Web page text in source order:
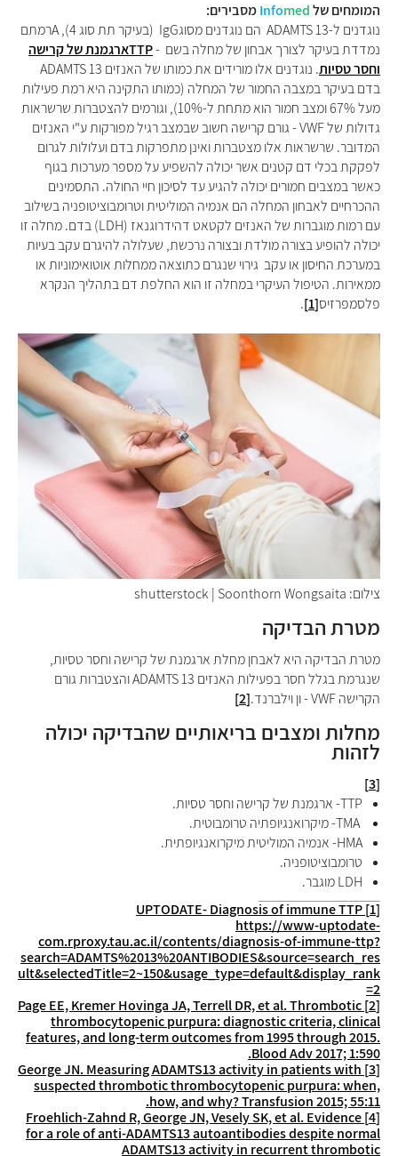
המומחים של Infomed
מסבירים:
נוגדנים ל-ADAMTS 13 הם נוגדנים מסוגIgG (בעיקר תת סוג 4), Aרמתם
נמדדת בעיקר לצורך אבחון של מחלה בשם -
TTPארגמנת של קרישה
וחסר טסיות. נוגדנים אלו מורידים את כמותו של האנזים ADAMTS 13
בדם בעיקר במצבה החמור של המחלה (כמותו התקינה היא רמת פעילות
מעל 67% ומצב חמור הוא מתחת ל-10%), וגורמים להצטברות שרשראות
גדולות שלVWF- גורם קרישה חשוב שבמצב רגיל מפורקות ע"י האנזים
המדובר. שרשראות אלו מצטברות ואינן מתפרקות בדם ועלולות לגרום
לפקקת בכלי דם קטנים אשר יכולה להשפיע על מספר מערכות בגוף
כאשר במצבים חמורים יכולה להגיע עד לסיכון חיי החולה. התסמינים
ההכרחיים לאבחון המחלה הם אנמיה המוליטית וטרומבוציטופניה בשילוב
עם רמות מוגברות של האנזים לקטאט דהידרוגנאז (LDH) בדם. מחלה זו
יכולה להופיע בצורה מולדת ובצורה נרכשת, שעלולה להיגרם עקב בעיות
במערכת החיסון או עקב גירוי שנגרם כתוצאה ממחלות אוטואימוניות או
ממאירות. הטיפול העיקרי במחלה זו הוא החלפת דם בתהליך הנקרא
פלסמפרזיס[1]
.
צילום: shutterstock | Soonthorn Wongsaita
מטרת הבדיקה
מטרת הבדיקה היא לאבחן מחלת ארגמנת של קרישה וחסר טסיות,
שנגרמת בגלל חסר בפעילות האנזים ADAMTS 13והצטברות גורם
הקרישהVWF- ון וילברנד.[2]
מחלות ומצבים בריאותיים שהבדיקה יכולה
לזהות
[3]
TTP- ארגמנת של קרישה וחסר טסיות.
TMA
- מיקרואנגיופתיה טרומבוטית.
HMA- אנמיה המוליטית מיקרואנגיופתית.
טרומבוציטופניה.
LDHמוגבר.
[1]
Diagnosis of immune TTP
https://www-uptodate-
com.rproxy.tau.ac.il/contents/diagnosis-of-immune-ttp?
search=ADAMTS%2013%20ANTIBODIES&source=search_res
ult&selectedTitle=2~150&usage_type=default&display_rank
=2
[2]
Page EE, Kremer Hovinga JA, Terrell DR, et al. Thrombotic
thrombocytopenic purpura: diagnostic criteria, clinical
features, and long-term outcomes from 1995 through 2015.
Blood Adv 2017; 1:590.
[3]
George JN. Measuring ADAMTS13 activity in patients with
suspected thrombotic thrombocytopenic purpura: when,
how, and why? Transfusion 2015; 55:11.
[4]
Froehlich-Zahnd R, George JN, Vesely SK, et al. Evidence
for a role of anti-ADAMTS13 autoantibodies despite normal
ADAMTS13 activity in recurrent thrombotic